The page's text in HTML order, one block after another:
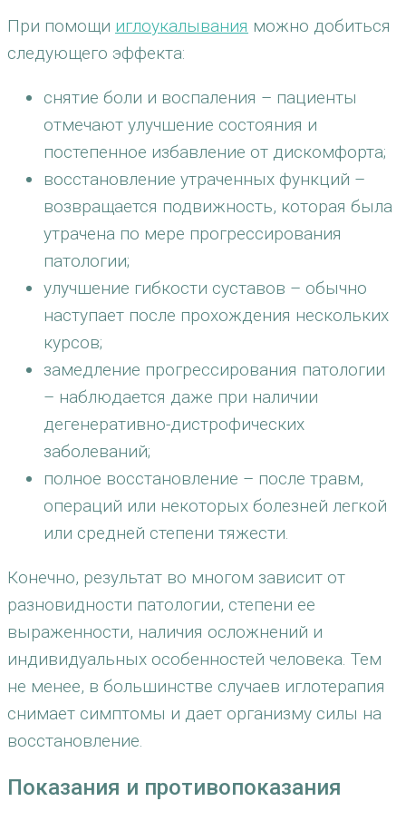
При помощи иглоукалывания можно добиться
следующего эффекта:
снятие боли и воспаления – пациенты
отмечают улучшение состояния и
постепенное избавление от дискомфорта;
восстановление утраченных функций –
возвращается подвижность, которая была
утрачена по мере прогрессирования
патологии;
улучшение гибкости суставов – обычно
наступает после прохождения нескольких
курсов;
замедление прогрессирования патологии
– наблюдается даже при наличии
дегенеративно-дистрофических
заболеваний;
полное восстановление – после травм,
операций или некоторых болезней легкой
или средней степени тяжести.
Конечно, результат во многом зависит от
разновидности патологии, степени ее
выраженности, наличия осложнений и
индивидуальных особенностей человека. Тем
не менее, в большинстве случаев иглотерапия
снимает симптомы и дает организму силы на
восстановление.
Показания и противопоказания